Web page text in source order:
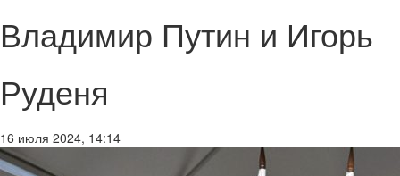
Владимир Путин и Игорь
Руденя
16 июля 2024, 14:14